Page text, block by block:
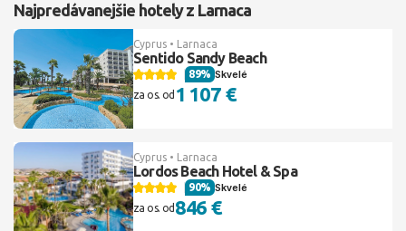
Najpredávanejšie hotely z Larnaca
Cyprus • Larnaca
Sentido Sandy Beach
Skvelé
89%
za os. od 1 107 €
Cyprus • Larnaca
Lordos Beach Hotel & Spa
Skvelé
90%
za os. od 846 €